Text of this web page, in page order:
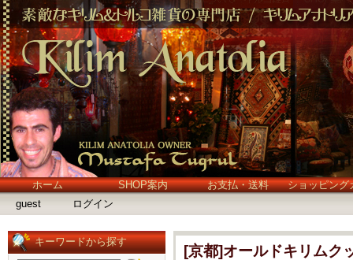
ホーム SHOP案内 お支払・送料
ショッピング
guest
ログイン
キーワードから探す
[京都]オールドキリムク